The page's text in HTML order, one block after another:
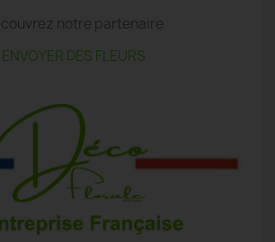
notre partenaire
ENVOYER DES FLEURS